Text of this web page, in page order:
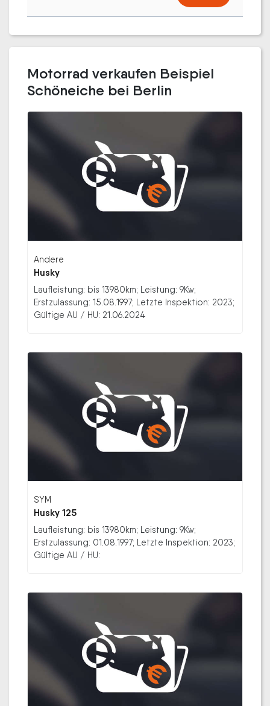
Motorrad verkaufen Beispiel
Schöneiche bei Berlin
Andere
Husky
Laufleistung: bis 13980km; Leistung: 9Kw;
Erstzulassung: 15.08.1997; Letzte Inspektion: 2023;
Gültige AU / HU: 21.06.2024
SYM
Husky 125
Laufleistung: bis 13980km; Leistung: 9Kw;
Erstzulassung: 01.08.1997; Letzte Inspektion: 2023;
Gültige AU / HU: